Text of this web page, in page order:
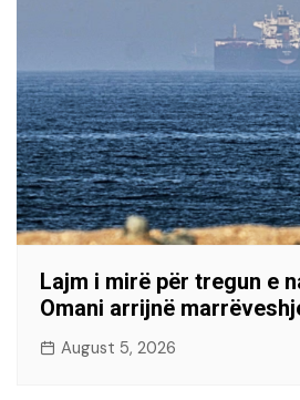
Lajm i mirë për tregun e
Omani arrijnë
August 5, 2026